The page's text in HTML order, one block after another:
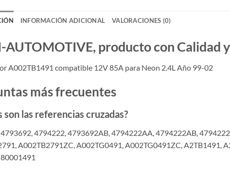
INFORMACIÓN ADICIONAL VALORACIONES (0)
AUTOMOTIVE, producto con Calidad
A002TB1491 compatible 12V 85A para Neon 2.4L Año 99-02
más frecuentes
son las referencias cruzadas?
4794222, 4793692AB, 4794222AA, 4794222AB,
A002TB2791ZC, A002TG0491, A002TG0491ZC, A2TB1491,